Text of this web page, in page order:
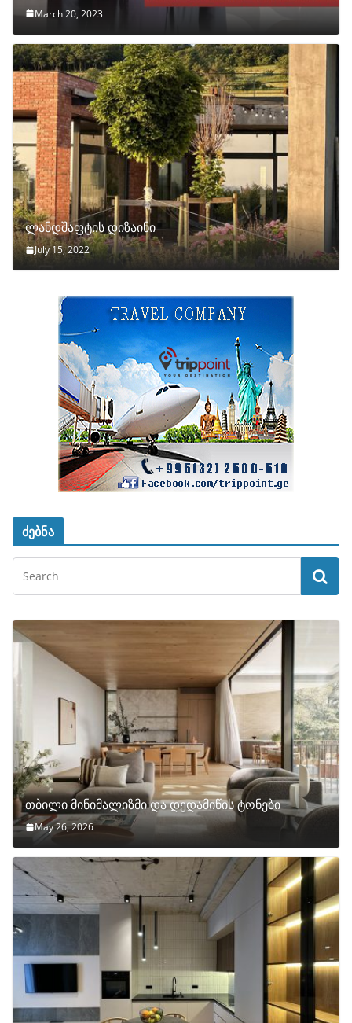
March 20, 2023
ლანდშაფტის დიზაინი
July 15, 2022
ძებნა
თბილი მინიმალიზმი და დედამიწის ტონები
May 26, 2026